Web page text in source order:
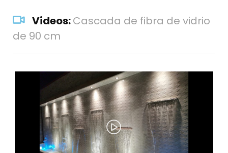
Videos:Cascada de fibra de vidrio
de 90 cm